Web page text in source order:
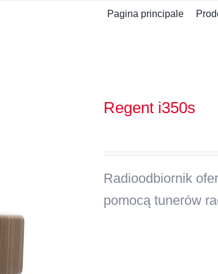
Pagina principale
Regent i350s
Radioodbiornik
pomocą tunerów